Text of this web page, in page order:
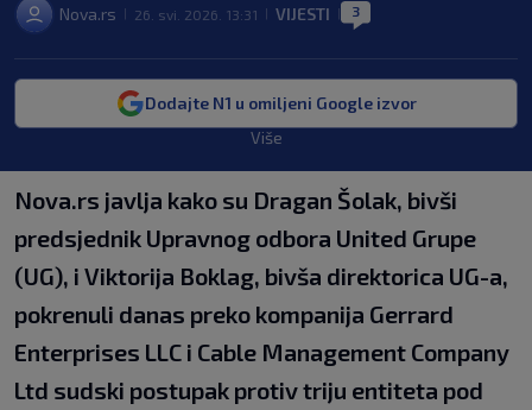
Nova.rs 26. svi. 2026. 13:31 VIJESTI 3
Dodajte N1 u omiljeni Google izvor
Više
Nova.rs javlja kako su Dragan Šolak, bivši
predsjednik Upravnog odbora United Grupe
(UG), i Viktorija Boklag, bivša direktorica UG-a,
pokrenuli danas preko kompanija Gerrard
Enterprises LLC i Cable Management Company
Ltd sudski postupak protiv triju entiteta pod